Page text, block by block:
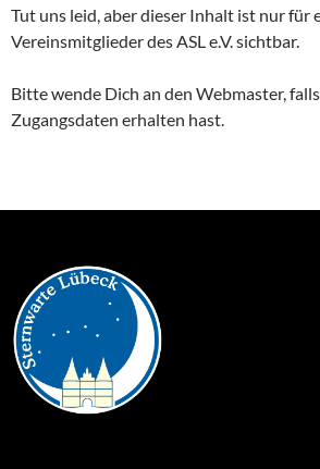
Tut uns leid, aber dieser Inhalt ist nur für
Vereinsmitglieder des ASL e.V. sichtbar.
Bitte wende Dich an den Webmaster,
Zugangsdaten erhalten hast.